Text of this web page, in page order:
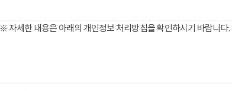
※ 자세한 내용은 아래의 개인정보 처리방침을 확인하시기 바랍니다.